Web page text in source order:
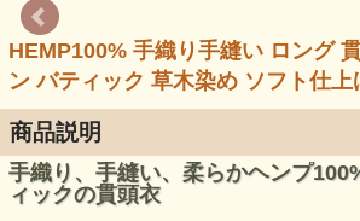
HEMP100% 手織り手縫い ロング
ン バティック 草木染め ソフト仕上
商品説明
手織り、手縫い、柔らかヘンプ
ィックの貫頭衣